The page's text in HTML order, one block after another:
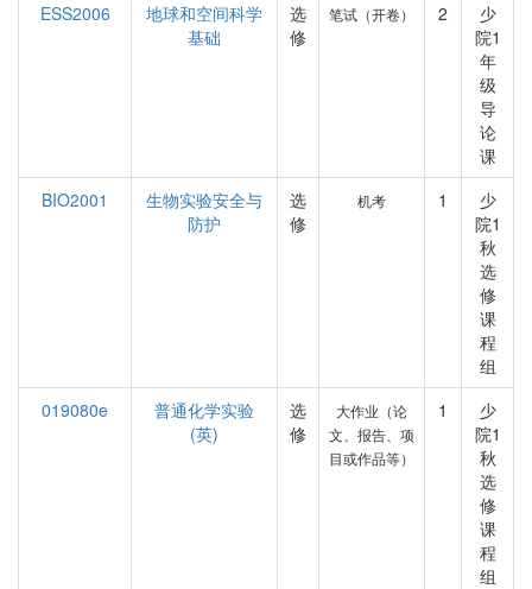
ESS2006
地球和空间科学
基础
选
修
笔试（开卷） 2
少
院1
年
级
导
论
课
BIO2001
生物实验安全与
防护
选
修
机考 1
少
院1
秋
选
修
课
程
组
019080e
普通化学实验
(英)
选
修
大作业（论
文、报告、项
目或作品等）
1
少
院1
秋
选
修
课
程
组